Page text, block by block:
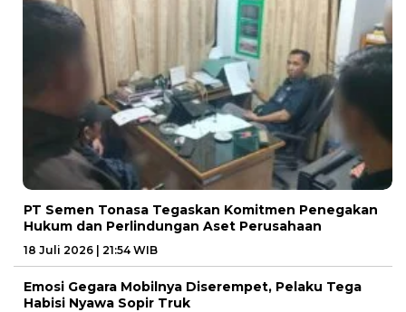
PT Semen Tonasa Tegaskan Komitmen Penegakan
Hukum dan Perlindungan Aset Perusahaan
18 Juli 2026 | 21:54 WIB
Emosi Gegara Mobilnya Diserempet, Pelaku Tega
Habisi Nyawa Sopir Truk